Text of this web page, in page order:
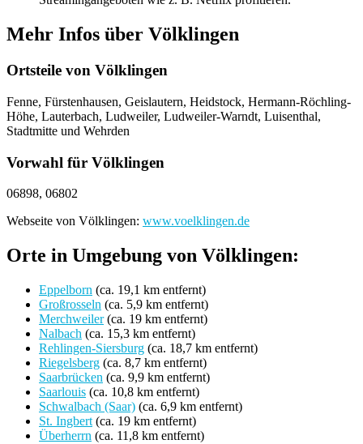
Mehr Infos über Völklingen
Ortsteile von Völklingen
Fenne, Fürstenhausen, Geislautern, Heidstock, Hermann-Röchling-
Höhe, Lauterbach, Ludweiler, Ludweiler-Warndt, Luisenthal,
Stadtmitte und Wehrden
Vorwahl für Völklingen
06898, 06802
Webseite von Völklingen: www.voelklingen.de
Orte in Umgebung von Völklingen:
Eppelborn (ca. 19,1 km entfernt)
Großrosseln (ca. 5,9 km entfernt)
Merchweiler(ca. 19 km entfernt)
Nalbach (ca. 15,3 km entfernt)
Rehlingen-Siersburg (ca. 18,7 km entfernt)
Riegelsberg (ca. 8,7 km entfernt)
Saarbrücken (ca. 9,9 km entfernt)
Saarlouis (ca. 10,8 km entfernt)
Schwalbach (Saar) (ca. 6,9 km entfernt)
St. Ingbert (ca. 19 km entfernt)
Überherrn (ca. 11,8 km entfernt)